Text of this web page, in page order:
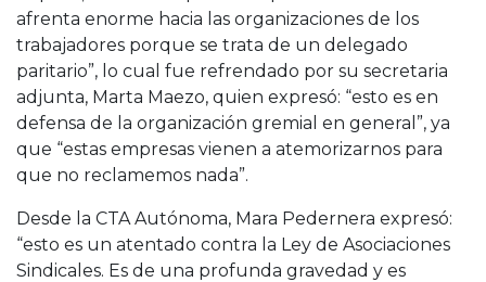
afrenta enorme hacia las organizaciones de los
trabajadores porque se trata de un delegado
paritario”, lo cual fue refrendado por su secretaria
adjunta, Marta Maezo, quien expresó: “esto es en
defensa de la organización gremial en general”, ya
que “estas empresas vienen a atemorizarnos para
que no reclamemos nada”.
Desde la CTA Autónoma, Mara Pedernera expresó:
“esto es un atentado contra la Ley de Asociaciones
Sindicales. Es de una profunda gravedad y es